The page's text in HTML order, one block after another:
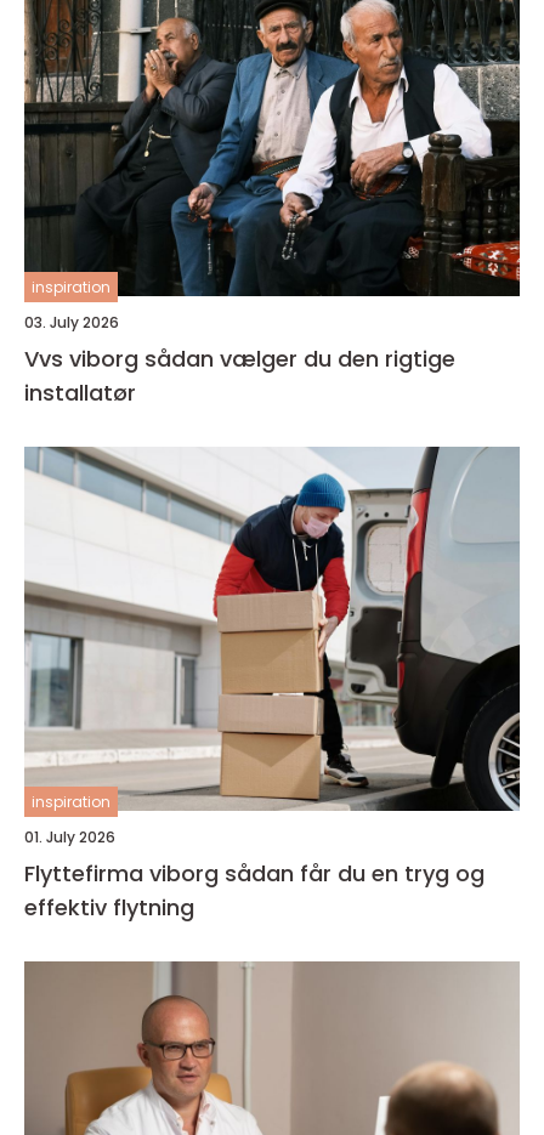
inspiration
03. July 2026
Vvs viborg sådan vælger du den rigtige
installatør
inspiration
01. July 2026
Flyttefirma viborg sådan får du en tryg og
effektiv flytning